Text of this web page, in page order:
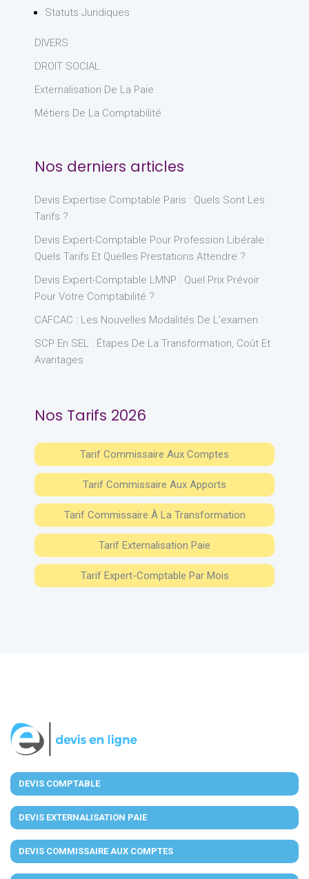
Statuts Juridiques
DIVERS
DROIT SOCIAL
Externalisation De La Paie
Métiers De La Comptabilité
Nos derniers articles
Devis Expertise Comptable Paris : Quels Sont Les
Tarifs ?
Devis Expert-Comptable Pour Profession Libérale :
Quels Tarifs Et Quelles Prestations Attendre ?
Devis Expert-Comptable LMNP : Quel Prix Prévoir
Pour Votre Comptabilité ?
CAFCAC : Les Nouvelles Modalités De L’examen
SCP En SEL : Étapes De La Transformation, Coût Et
Avantages
Nos Tarifs 2026
Tarif Commissaire Aux Comptes
Tarif Commissaire Aux Apports
Tarif Commissaire À La Transformation
Tarif Externalisation Paie
Tarif Expert-Comptable Par Mois
DEVIS COMPTABLE
DEVIS EXTERNALISATION PAIE
DEVIS COMMISSAIRE AUX COMPTES